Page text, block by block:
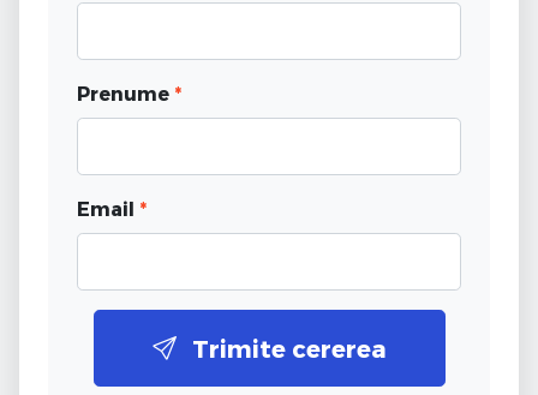
Prenume *
Email *
Trimite cererea